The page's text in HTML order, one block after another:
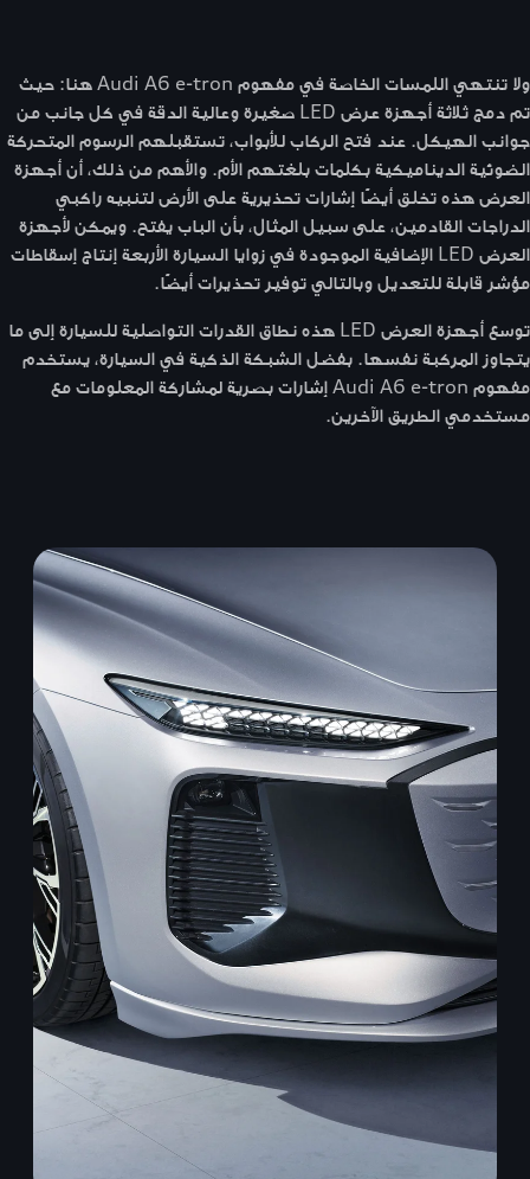
ولا تنتهي اللمسات الخاصة في مفهوم Audi A6 e-tron هنا: حيث
تم دمج ثلاثة أجهزة عرض LED صغيرة وعالية الدقة في كل جانب من
جوانب الهيكل. عند فتح الركاب للأبواب، تستقبلهم الرسوم المتحركة
الضوئية الديناميكية بكلمات بلغتهم الأم. والأهم من ذلك، أن أجهزة
العرض هذه تخلق أيضًا إشارات تحذيرية على الأرض لتنبيه راكبي
الدراجات القادمين، على سبيل المثال، بأن الباب يفتح. ويمكن لأجهزة
العرض LED الإضافية الموجودة في زوايا السيارة الأربعة إنتاج إسقاطات
مؤشر قابلة للتعديل وبالتالي توفير تحذيرات أيضًا.
توسع أجهزة العرض LED هذه نطاق القدرات التواصلية للسيارة إلى ما
يتجاوز المركبة نفسها. بفضل الشبكة الذكية في السيارة، يستخدم
مفهوم Audi A6 e-tron إشارات بصرية لمشاركة المعلومات مع
مستخدمي الطريق الآخرين.